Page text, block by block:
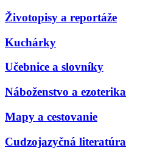
Životopisy a reportáže
Kuchárky
Učebnice a slovníky
Náboženstvo a ezoterika
Mapy a cestovanie
Cudzojazyčná literatúra